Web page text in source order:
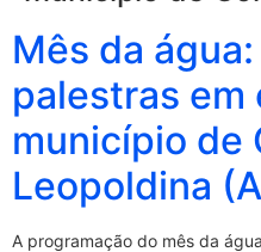
Mês da
palestras em
município de
Leopoldina
A programação do mês da